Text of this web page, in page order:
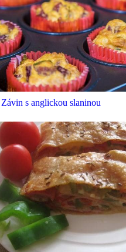
Závin s anglickou slaninou